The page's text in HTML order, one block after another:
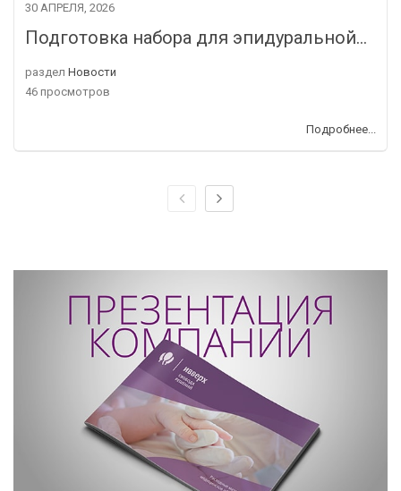
30 АПРЕЛЯ, 2026
Подготовка набора для эпидуральной…
раздел Новости
46 просмотров
Подробнее...